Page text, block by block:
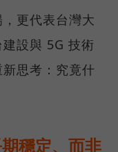
更代表台灣大
設與 5G 技術
思考：究竟什
穩定、而非